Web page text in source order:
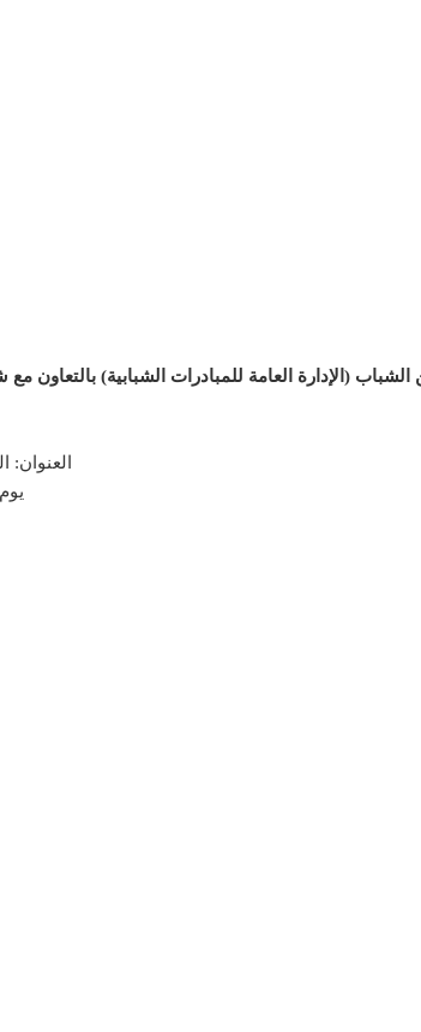
الشباب (الإدارة العامة للمبادرات الشبابية)
العنوان:
يوم